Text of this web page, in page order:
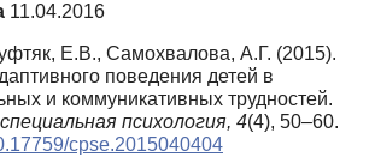
11.04.2016
Е.В., Самохвалова, А.Г. (2015).
поведения детей в
и коммуникативных трудностей.
психология, 4(4), 50–60.
cpse.2015040404